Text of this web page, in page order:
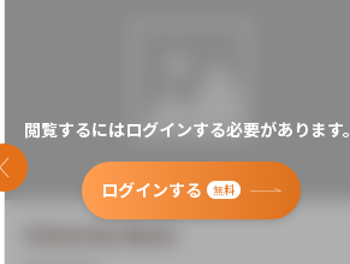
閲覧するにはログインする必要があります。
ログインする 無料
前のスライド